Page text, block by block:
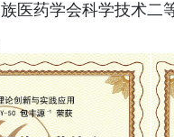
医药学会科学技术